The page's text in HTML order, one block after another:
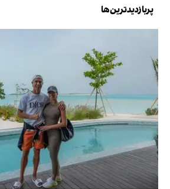
پربازدیدترین‌ها